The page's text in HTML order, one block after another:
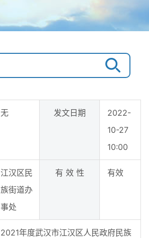
无 发文日期
2022-
10-27
10:00
江汉区民
族街道办
事处
有 效 性 有效
2021年度武汉市江汉区人民政府民族